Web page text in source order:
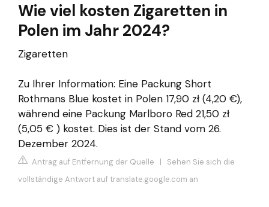
Wie viel kosten Zigaretten in
Polen im Jahr 2024?
Zigaretten
Zu Ihrer Information: Eine Packung Short
Rothmans Blue kostet in Polen 17,90 zł (4,20 €),
während eine Packung Marlboro Red 21,50 zł
(5,05 € ) kostet. Dies ist der Stand vom 26.
Dezember 2024.
Antrag auf Entfernung der Quelle | Sehen Sie sich die
vollständige Antwort auf translate.google.com an